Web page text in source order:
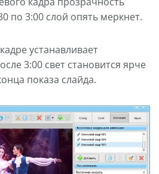
по 3:00 слой опять меркнет.
устанавливает
3:00 свет становится ярче
показа слайда.